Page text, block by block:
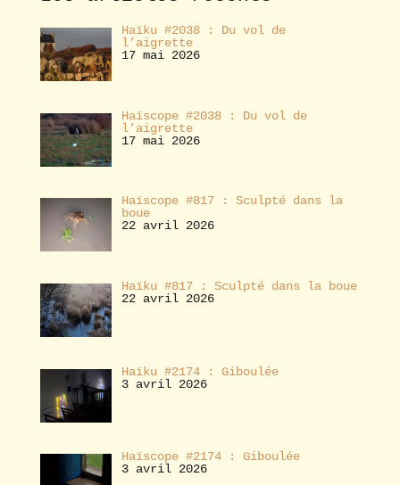
Haïku #2038 : Du vol de
l’aigrette
17 mai 2026
Haïscope #2038 : Du vol de
l’aigrette
17 mai 2026
Haïscope #817 : Sculpté dans la
boue
22 avril 2026
Haïku #817 : Sculpté dans la boue
22 avril 2026
Haïku #2174 : Giboulée
3 avril 2026
Haïscope #2174 : Giboulée
3 avril 2026